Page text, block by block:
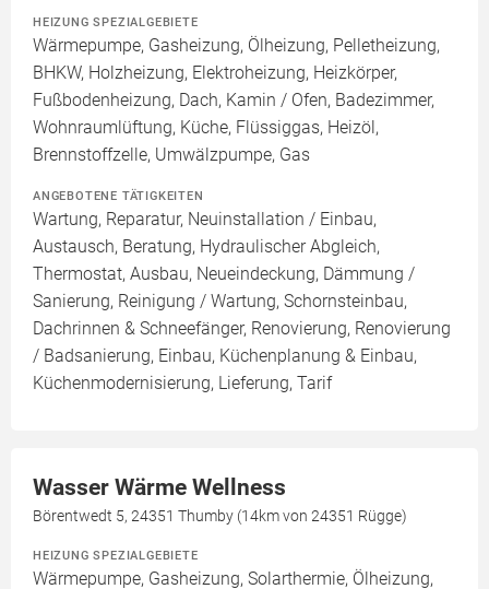
HEIZUNG SPEZIALGEBIETE
Wärmepumpe, Gasheizung, Ölheizung, Pelletheizung,
BHKW, Holzheizung, Elektroheizung, Heizkörper,
Fußbodenheizung, Dach, Kamin / Ofen, Badezimmer,
Wohnraumlüftung, Küche, Flüssiggas, Heizöl,
Brennstoffzelle, Umwälzpumpe, Gas
ANGEBOTENE TÄTIGKEITEN
Wartung, Reparatur, Neuinstallation / Einbau,
Austausch, Beratung, Hydraulischer Abgleich,
Thermostat, Ausbau, Neueindeckung, Dämmung /
Sanierung, Reinigung / Wartung, Schornsteinbau,
Dachrinnen & Schneefänger, Renovierung, Renovierung
/ Badsanierung, Einbau, Küchenplanung & Einbau,
Küchenmodernisierung, Lieferung, Tarif
Wasser Wärme Wellness
Börentwedt 5, 24351 Thumby (14km von 24351 Rügge)
HEIZUNG SPEZIALGEBIETE
Wärmepumpe, Gasheizung, Solarthermie, Ölheizung,